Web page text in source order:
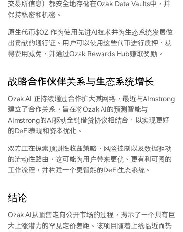
交易所信息）都安全地存储在Ozak Data Vaults中，并
保持私密和机密。
原生代币$OZ 作为使用先进AI技术并为生态系统发展做
出贡献的通行证。用户可以使用这些代币进行质押、获
得费用减免，并通过Ozak Rewards Hub赚取奖励。
战略合作伙伴关系与生态系统增长
Ozak AI 正持续通过合作扩大其网络，最近与AImstrong
建立了合作关系，旨在将Ozak AI的预测智能与
AImstrong的AI驱动全链借贷协议相结合，以实现更好
的DeFi表现和资本优化。
双方正在探索预测性收益策略、风险控制以及数据驱动
的流动性路由，这可能为用户带来更优、更有利可图的
工作流程，并构建一个更智能的DeFi生态系统。
结论
Ozak AI从预售走向公开市场的过程，揭示了一个具有巨
大上涨潜力的罕见定价差距。该项目随着上线临近而势